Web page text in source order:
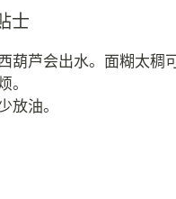
士
葫芦会出水。面糊太稠
。
放油。